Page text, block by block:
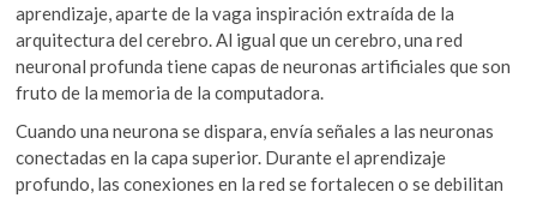
aprendizaje, aparte de la vaga inspiración extraída de la
arquitectura del cerebro. Al igual que un cerebro, una red
neuronal profunda tiene capas de neuronas artificiales que son
fruto de la memoria de la computadora.
Cuando una neurona se dispara, envía señales a las neuronas
conectadas en la capa superior. Durante el aprendizaje
profundo, las conexiones en la red se fortalecen o se debilitan